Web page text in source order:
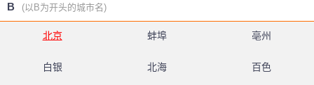
B (以B为开头的城市名)
北京 蚌埠 亳州
白银 北海 百色